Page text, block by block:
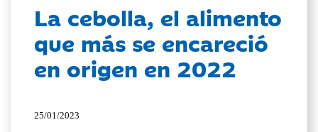
La cebolla, el alimento
que más se encareció
en origen en 2022
25/01/2023